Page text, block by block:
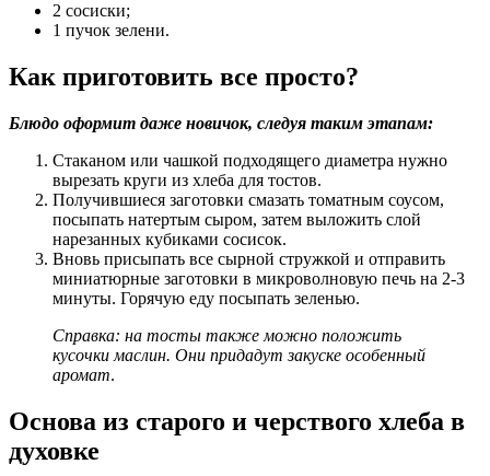
2 сосиски;
1 пучок зелени.
Как приготовить все просто?
Блюдо оформит даже новичок, следуя таким этапам:
Стаканом или чашкой подходящего диаметра нужно
вырезать круги из хлеба для тостов.
Получившиеся заготовки смазать томатным соусом,
посыпать натертым сыром, затем выложить слой
нарезанных кубиками сосисок.
Вновь присыпать все сырной стружкой и отправить
миниатюрные заготовки в микроволновую печь на 2-3
минуты. Горячую еду посыпать зеленью.
Справка: на тосты также можно положить
кусочки маслин. Они придадут закуске особенный
аромат.
Основа из старого и черствого хлеба в
духовке